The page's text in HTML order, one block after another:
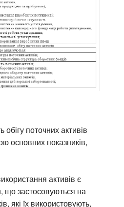
обігу поточних активів
основних показників,
активів є
що застосовуються на
які їх використовують,